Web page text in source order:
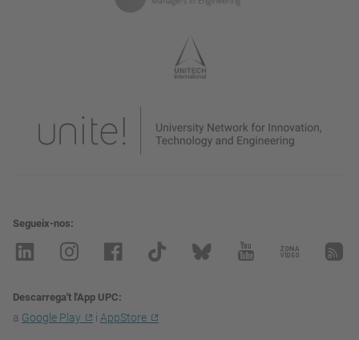
Segueix-nos
Descarrega't l'App UPC
a Google Play i AppStore